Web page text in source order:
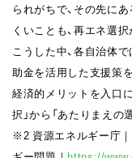
られがちで、その先に
くいことも、再エネ選
こうした中、各自治体
助金を活用した支援策
経済的メリットを入口
択」から「あたりまえの
※2 資源エネルギー庁